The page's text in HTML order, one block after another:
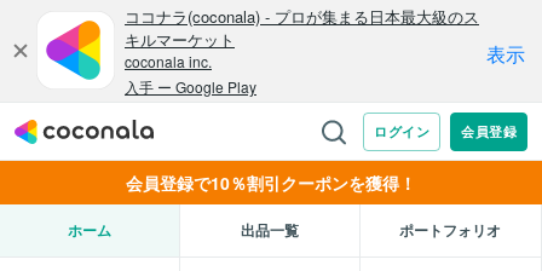
会員登録で10％割引クーポンを獲得！
ホーム 出品一覧 ポートフォリオ